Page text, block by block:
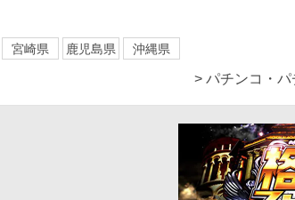
宮崎県 鹿児島県 沖縄県
> パチンコ・